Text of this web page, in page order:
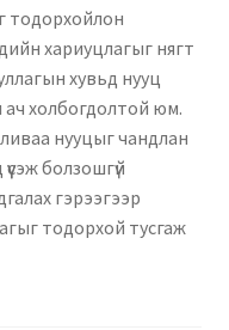
загвар
тодорхойлон
хариуцлагыг нягт
хувьд нууц
ач холбогдолтой юм.
нууцыг чандлан
болзошгүй
гэрээгээр
тодорхой тусгаж